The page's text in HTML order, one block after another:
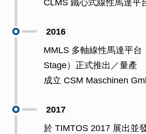
CLMS 鐵心式線性馬達平
2016
MMLS 多軸線性馬達平台
Stage）正式推出／量產
成立 CSM Maschinen
2017
於 TIMTOS 2017 展出並